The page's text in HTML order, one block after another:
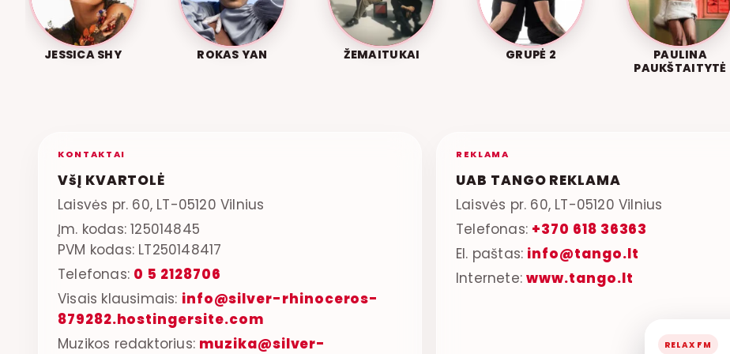
JESSICA SHY ROKAS YAN ŽEMAITUKAI GRUPĖ 2
PAULINA
PAUKŠTAITYTĖ
KONTAKTAI
VšĮ KVARTOLĖ
Laisvės pr. 60, LT-05120 Vilnius
Įm. kodas: 125014845
PVM kodas: LT250148417
Telefonas: 0 5 2128706
Visais klausimais: info@silver-rhinoceros-
879282.hostingersite.com
Muzikos redaktorius: muzika@silver-
REKLAMA
UAB TANGO REKLAMA
Laisvės pr. 60, LT-05120 Vilnius
Telefonas: +370 618 36363
El. paštas: info@tango.lt
Internete:www.tango.lt
RELAX FM